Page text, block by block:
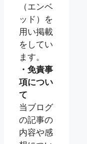
（エンベ
ッド）を
用い掲載
をしてい
ます。
・免責事
項につい
て
当ブログ
の記事の
内容や感